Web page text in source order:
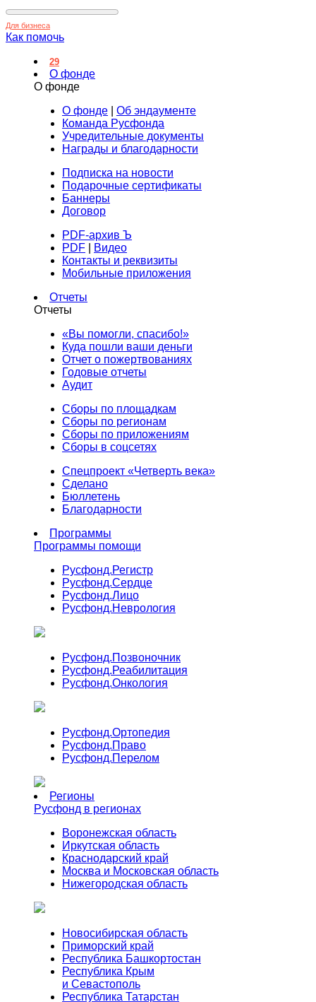
Для бизнеса
Как помочь
29
О фонде
О фонде
О фонде
Об эндаументе
Команда Русфонда
Учредительные документы
Награды и благодарности
Подписка на новости
Подарочные сертификаты
Баннеры
Договор
PDF-архив Ъ
PDF
Видео
Контакты и реквизиты
Мобильные приложения
Отчеты
Отчеты
«Вы помогли, спасибо!»
Куда пошли ваши деньги
Отчет о пожертвованиях
Годовые отчеты
Аудит
Сборы по площадкам
Сборы по регионам
Сборы по приложениям
Сборы в соцсетях
Спецпроект «Четверть века»
Сделано
Бюллетень
Благодарности
Программы
Программы помощи
Русфонд.Регистр
Русфонд.Сердце
Русфонд.Лицо
Русфонд.Неврология
Русфонд.Позвоночник
Русфонд.Реабилитация
Русфонд.Онкология
Русфонд.Ортопедия
Русфонд.Право
Русфонд.Перелом
Регионы
Русфонд в регионах
Воронежская область
Иркутская область
Краснодарский край
Москва и Московская область
Нижегородская область
Новосибирская область
Приморский край
Республика Башкортостан
Республика Крым
и Севастополь
Республика Татарстан